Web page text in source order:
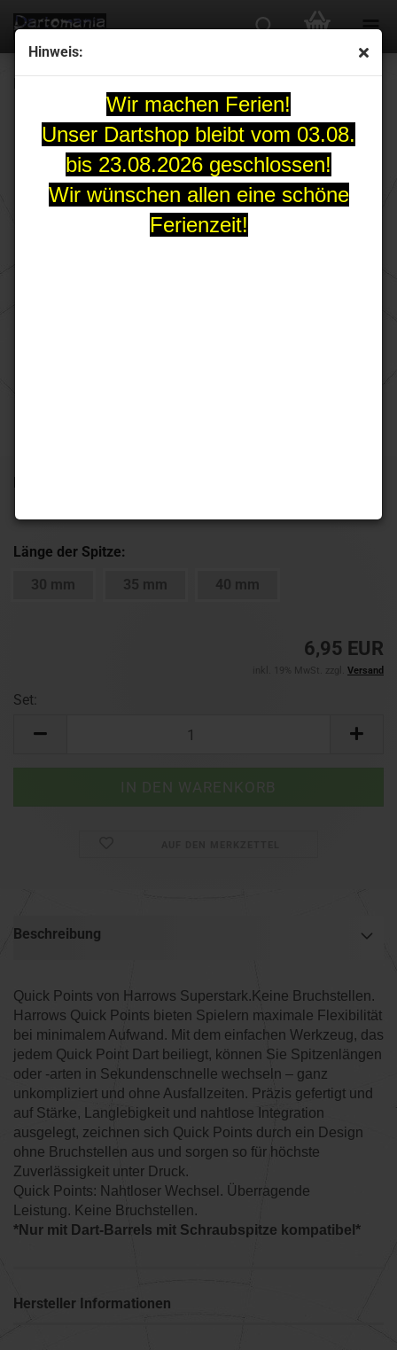
Hinweis:
Wir machen Ferien!
Unser Dartshop bleibt vom 03.08.
bis 23.08.2026 geschlossen!
Wir wünschen allen eine schöne
Ferienzeit!
Lieferzeit:
Länge der Spitze:
30 mm
35 mm 40 mm
6,95 EUR
inkl. 19% MwSt. zzgl. Versand
Set:
Beschreibung
Quick Points von Harrows Superstark.Keine Bruchstellen.
Harrows Quick Points bieten Spielern maximale Flexibilität
bei minimalem Aufwand. Mit dem einfachen Werkzeug, das
jedem Quick Point Dart beiliegt, können Sie Spitzenlängen
oder -arten in Sekundenschnelle wechseln – ganz
unkompliziert und ohne Ausfallzeiten. Präzis gefertigt und
auf Stärke, Langlebigkeit und nahtlose Integration
ausgelegt, zeichnen sich Quick Points durch ein Design
ohne Bruchstellen aus und sorgen so für höchste
Zuverlässigkeit unter Druck.
Quick Points: Nahtloser Wechsel. Überragende
Leistung. Keine Bruchstellen.
*Nur mit Dart-Barrels mit Schraubspitze kompatibel*
Hersteller Informationen